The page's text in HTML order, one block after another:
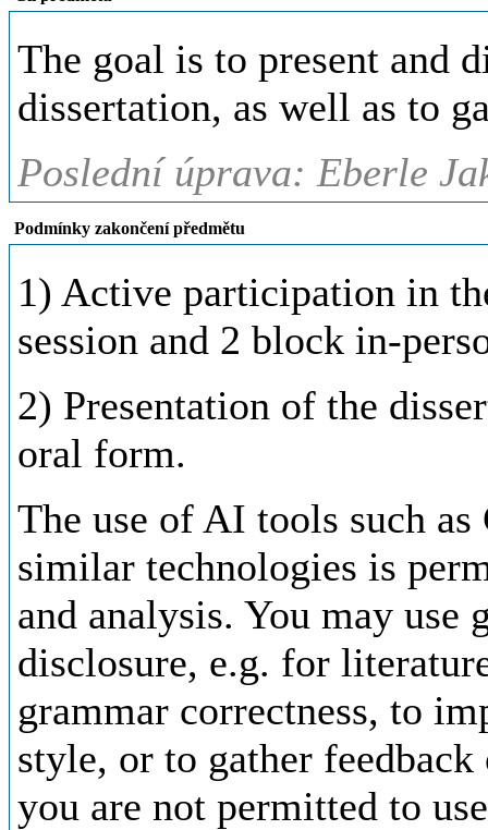
The goal is to present and
dissertation, as well as to
Poslední úprava: Eberle
Podmínky zakončení předmětu
1) Active participation in
session and 2 block in-
2) Presentation of the
oral form.
The use of AI tools such
similar technologies is
and analysis. You may
disclosure, e.g. for
grammar correctness, to
style, or to gather
you are not permitted to